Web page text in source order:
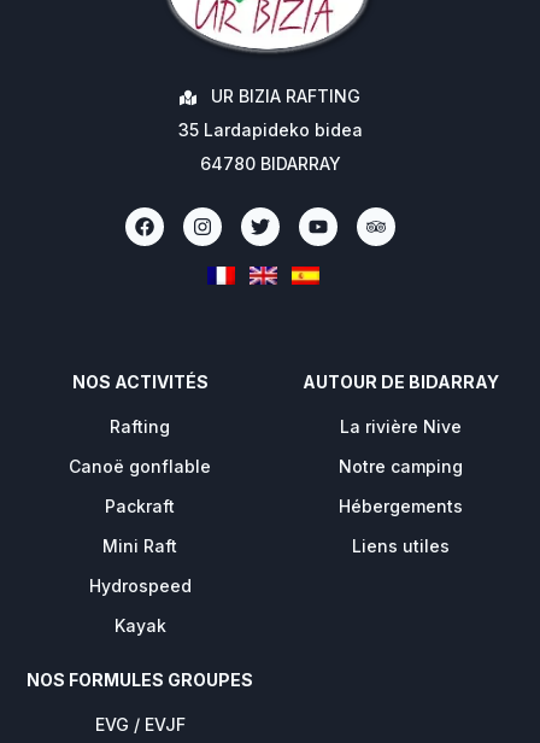
UR BIZIA RAFTING
35 Lardapideko bidea
64780 BIDARRAY
NOS ACTIVITÉS
Rafting
Canoë gonflable
Packraft
Mini Raft
Hydrospeed
Kayak
NOS FORMULES GROUPES
EVG / EVJF
AUTOUR DE BIDARRAY
La rivière Nive
Notre camping
Hébergements
Liens utiles